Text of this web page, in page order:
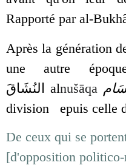
Rapporté par al-
Après la génération
une autre
النُشَاقَ alnušāqa
division
epuis celle
De ceux qui se
[d'opposition